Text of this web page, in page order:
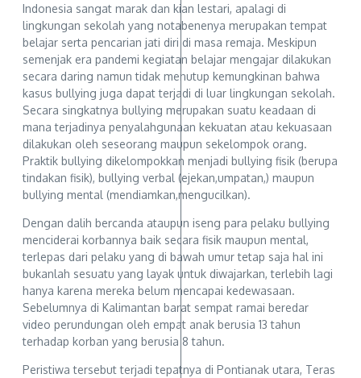
Indonesia sangat marak dan kian lestari, apalagi di
lingkungan sekolah yang notabenenya merupakan tempat
belajar serta pencarian jati diri di masa remaja. Meskipun
semenjak era pandemi kegiatan belajar mengajar dilakukan
secara daring namun tidak menutup kemungkinan bahwa
kasus bullying juga dapat terjadi di luar lingkungan sekolah.
Secara singkatnya bullying merupakan suatu keadaan di
mana terjadinya penyalahgunaan kekuatan atau kekuasaan
dilakukan oleh seseorang maupun sekelompok orang.
Praktik bullying dikelompokkan menjadi bullying fisik (berupa
tindakan fisik), bullying verbal (ejekan,umpatan,) maupun
bullying mental (mendiamkan,mengucilkan).
Dengan dalih bercanda ataupun iseng para pelaku bullying
menciderai korbannya baik secara fisik maupun mental,
terlepas dari pelaku yang di bawah umur tetap saja hal ini
bukanlah sesuatu yang layak untuk diwajarkan, terlebih lagi
hanya karena mereka belum mencapai kedewasaan.
Sebelumnya di Kalimantan barat sempat ramai beredar
video perundungan oleh empat anak berusia 13 tahun
terhadap korban yang berusia 8 tahun.
Peristiwa tersebut terjadi tepatnya di Pontianak utara, Teras